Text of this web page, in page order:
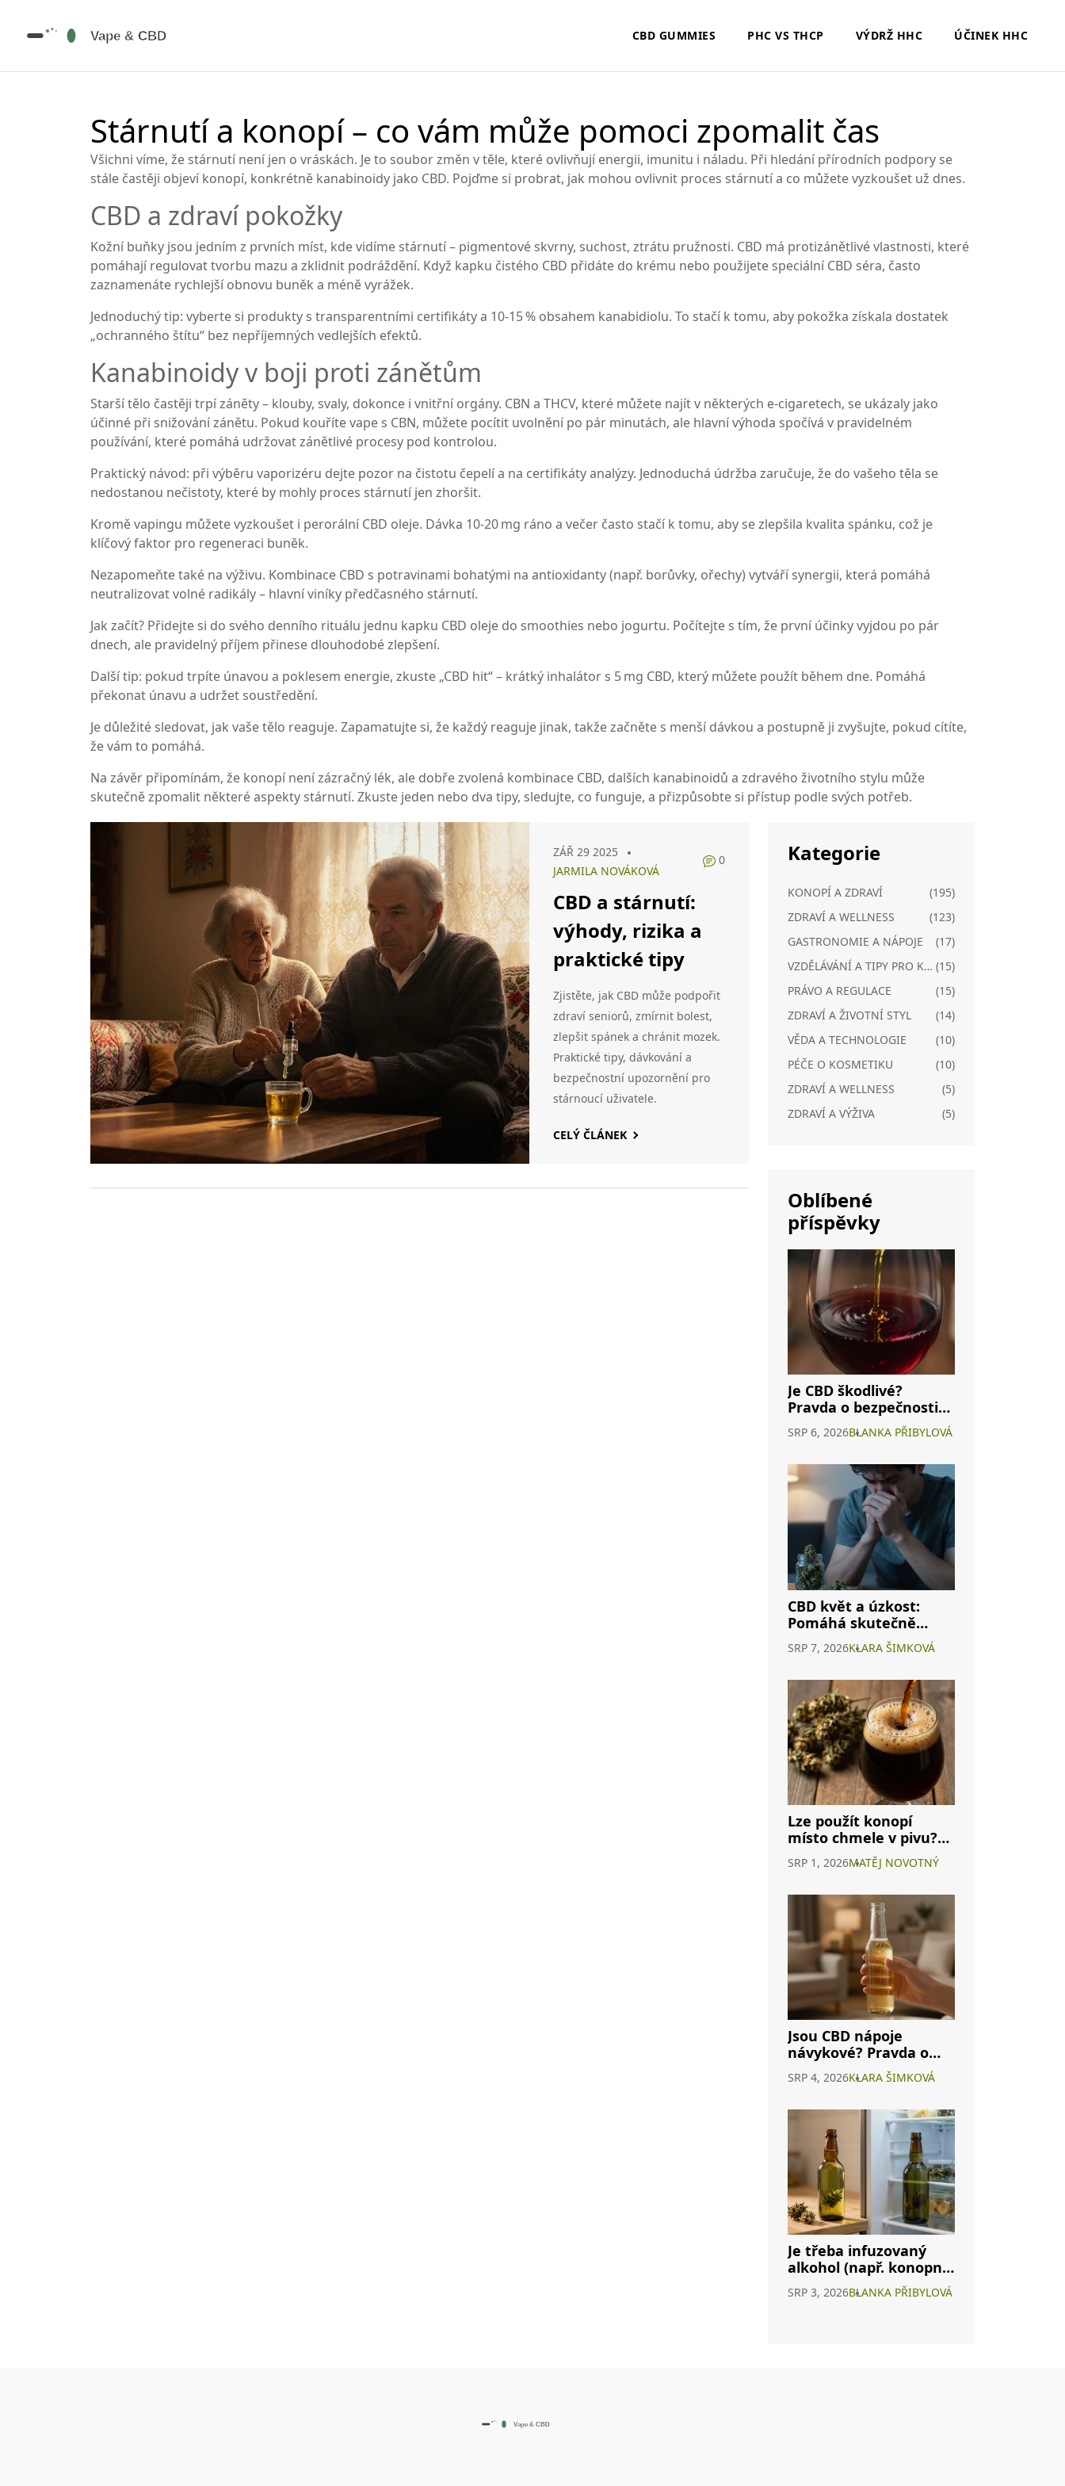
CBD GUMMIES PHC VS THCP VÝDRŽ HHC ÚČINEK HHC
Stárnutí a konopí – co vám může pomoci zpomalit čas
Všichni víme, že stárnutí není jen o vráskách. Je to soubor změn v těle, které ovlivňují energii, imunitu i náladu. Při hledání přírodních podpory se
stále častěji objeví konopí, konkrétně kanabinoidy jako CBD. Pojďme si probrat, jak mohou ovlivnit proces stárnutí a co můžete vyzkoušet už dnes.
CBD a zdraví pokožky
Kožní buňky jsou jedním z prvních míst, kde vidíme stárnutí – pigmentové skvrny, suchost, ztrátu pružnosti. CBD má protizánětlivé vlastnosti, které
pomáhají regulovat tvorbu mazu a zklidnit podráždění. Když kapku čistého CBD přidáte do krému nebo použijete speciální CBD séra, často
zaznamenáte rychlejší obnovu buněk a méně vyrážek.
Jednoduchý tip: vyberte si produkty s transparentními certifikáty a 10‑15 % obsahem kanabidiolu. To stačí k tomu, aby pokožka získala dostatek
„ochranného štítu“ bez nepříjemných vedlejších efektů.
Kanabinoidy v boji proti zánětům
Starší tělo častěji trpí záněty – klouby, svaly, dokonce i vnitřní orgány. CBN a THCV, které můžete najít v některých e‑cigaretech, se ukázaly jako
účinné při snižování zánětu. Pokud kouříte vape s CBN, můžete pocítit uvolnění po pár minutách, ale hlavní výhoda spočívá v pravidelném
používání, které pomáhá udržovat zánětlivé procesy pod kontrolou.
Praktický návod: při výběru vaporizéru dejte pozor na čistotu čepelí a na certifikáty analýzy. Jednoduchá údržba zaručuje, že do vašeho těla se
nedostanou nečistoty, které by mohly proces stárnutí jen zhoršit.
Kromě vapingu můžete vyzkoušet i perorální CBD oleje. Dávka 10‑20 mg ráno a večer často stačí k tomu, aby se zlepšila kvalita spánku, což je
klíčový faktor pro regeneraci buněk.
Nezapomeňte také na výživu. Kombinace CBD s potravinami bohatými na antioxidanty (např. borůvky, ořechy) vytváří synergii, která pomáhá
neutralizovat volné radikály – hlavní viníky předčasného stárnutí.
Jak začít? Přidejte si do svého denního rituálu jednu kapku CBD oleje do smoothies nebo jogurtu. Počítejte s tím, že první účinky vyjdou po pár
dnech, ale pravidelný příjem přinese dlouhodobé zlepšení.
Další tip: pokud trpíte únavou a poklesem energie, zkuste „CBD hit“ – krátký inhalátor s 5 mg CBD, který můžete použít během dne. Pomáhá
překonat únavu a udržet soustředění.
Je důležité sledovat, jak vaše tělo reaguje. Zapamatujte si, že každý reaguje jinak, takže začněte s menší dávkou a postupně ji zvyšujte, pokud cítíte,
že vám to pomáhá.
Na závěr připomínám, že konopí není zázračný lék, ale dobře zvolená kombinace CBD, dalších kanabinoidů a zdravého životního stylu může
skutečně zpomalit některé aspekty stárnutí. Zkuste jeden nebo dva tipy, sledujte, co funguje, a přizpůsobte si přístup podle svých potřeb.
ZÁŘ 29 2025
JARMILA NOVÁKOVÁ
0
CBD a stárnutí:
výhody, rizika a
praktické tipy
Zjistěte, jak CBD může podpořit
zdraví seniorů, zmírnit bolest,
zlepšit spánek a chránit mozek.
Praktické tipy, dávkování a
bezpečnostní upozornění pro
stárnoucí uživatele.
CELÝ ČLÁNEK
Kategorie
KONOPÍ A ZDRAVÍ
(195)
ZDRAVÍ A WELLNESS
(123)
GASTRONOMIE A NÁPOJE
(17)
VZDĚLÁVÁNÍ A TIPY PRO KONOPÍ (15)
PRÁVO A REGULACE
(15)
ZDRAVÍ A ŽIVOTNÍ STYL
(14)
VĚDA A TECHNOLOGIE
(10)
PÉČE O KOSMETIKU
(10)
ZDRAVÍ A WELLNESS
(5)
ZDRAVÍ A VÝŽIVA
(5)
Oblíbené
příspěvky
Je CBD škodlivé?
Pravda o bezpečnosti
konopného vína a
interakcích s
SRP 6, 2026BLANKA PŘIBYLOVÁ
CBD květ a úzkost:
Pomáhá skutečně
marketing?
SRP 7, 2026KLARA ŠIMKOVÁ
Lze použít konopí
místo chmele v pivu?
cannabisovým pivem
SRP 1, 2026MATĚJ NOVOTNÝ
Jsou CBD nápoje
návykové? Pravda o
závislosti na
konopných
SRP 4, 2026KLARA ŠIMKOVÁ
Je třeba infuzovaný
alkohol (např. konopné
víno) skladovat v
lednici? Kompletní
SRP 3, 2026BLANKA PŘIBYLOVÁ